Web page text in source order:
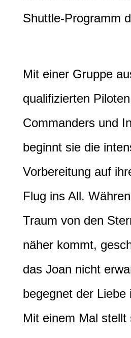
Shuttle-Programm
Mit einer Gruppe
qualifizierten
Commanders und
beginnt sie die
Vorbereitung auf
Flug ins All.
Traum von den
näher kommt,
das Joan nicht
begegnet der Liebe
Mit einem Mal stellt